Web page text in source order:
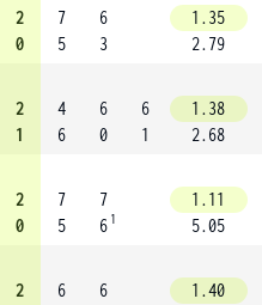
2
0
7
5
6
3
1.35
2.79
2
1
4
6
6
0
6
1
1.38
2.68
2
0
7
5
7
6 1
1.11
5.05
2
6
6
1.40